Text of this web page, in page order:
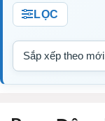
LỌC